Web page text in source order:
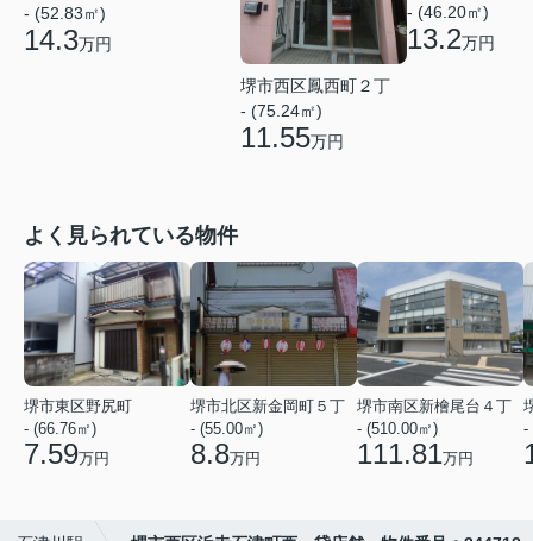
- (52.83㎡)
14.3万円
堺市西区鳳西町２丁
- (75.24㎡)
11.55万円
- (46.20㎡)
13.2万円
よく見られている物件
堺市東区野尻町
- (66.76㎡)
7.59万円
堺市北区新金岡町５丁
- (55.00㎡)
8.8万円
堺市南区新檜尾台４丁
- (510.00㎡)
111.81万円
-